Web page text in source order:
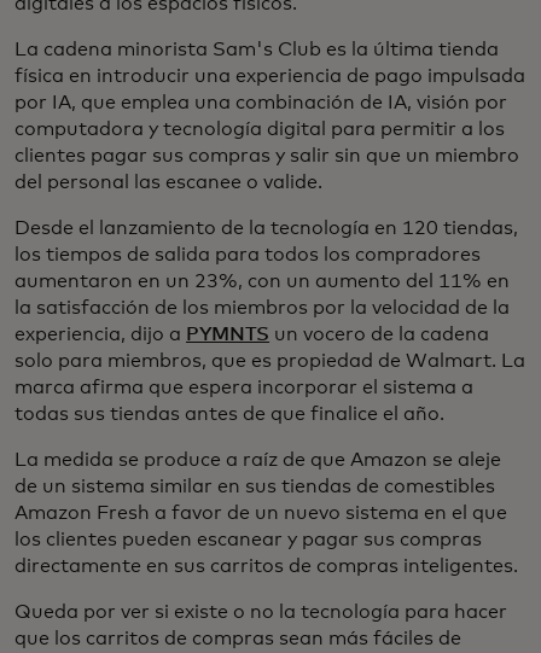
La cadena minorista Sam's Club es la última tienda
física en introducir una experiencia de pago impulsada
por IA, que emplea una combinación de IA, visión por
computadora y tecnología digital para permitir a los
clientes pagar sus compras y salir sin que un miembro
del personal las escanee o valide.
Desde el lanzamiento de la tecnología en 120 tiendas,
los tiempos de salida para todos los compradores
aumentaron en un 23%, con un aumento del 11% en
la satisfacción de los miembros por la velocidad de la
experiencia, dijo a PYMNTS un vocero de la cadena
solo para miembros, que es propiedad de Walmart. La
marca afirma que espera incorporar el sistema a
todas sus tiendas antes de que finalice el año.
La medida se produce a raíz de que Amazon se aleje
de un sistema similar en sus tiendas de comestibles
Amazon Fresh a favor de un nuevo sistema en el que
los clientes pueden escanear y pagar sus compras
directamente en sus carritos de compras inteligentes.
Queda por ver si existe o no la tecnología para hacer
que los carritos de compras sean más fáciles de